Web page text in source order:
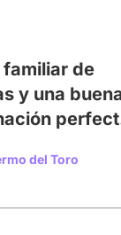
familiar de
y una
Película
tarde de
del Toro